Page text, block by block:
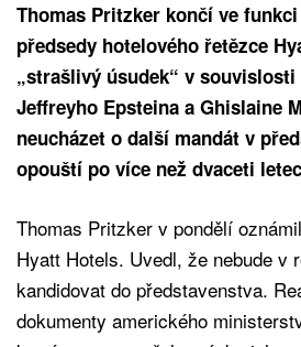
Thomas Pritzker končí ve
předsedy hotelového řetězce
„strašlivý úsudek“ v
Jeffreyho Epsteina a Ghislaine
neucházet o další mandát v
opouští po více než dvaceti
Thomas Pritzker v pondělí
Hyatt Hotels. Uvedl, že nebude v
kandidovat do představenstva.
dokumenty amerického